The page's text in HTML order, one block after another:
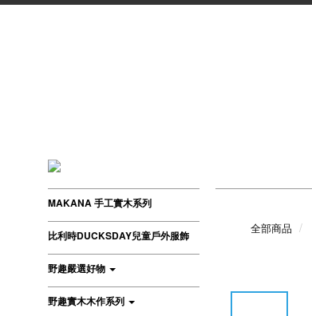
MAKANA 手工實木系列
比利時DUCKSDAY兒童戶外服飾
野趣嚴選好物
野趣實木木作系列
全部商品